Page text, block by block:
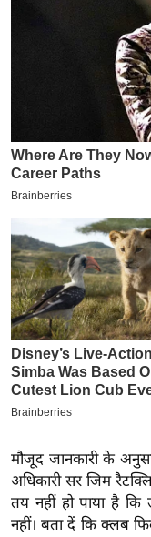
L
2
0
6
क्रा
इ
म
ई
-
पे
प
मि
सा
ल
मौजूद जानकारी के
अधिकारी सर जिम
तय नहीं हो पाया है कि
नहीं। बता दें कि क्लब